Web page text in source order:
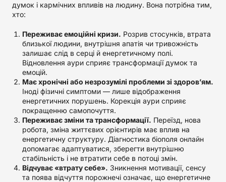
думок і кармічних впливів на людину. Вона потрібна тим,
хто:
Переживає емоційні кризи. Розрив стосунків, втрата
близької людини, внутрішня апатія чи тривожність
залишає слід в серці й енергетичному полі.
Відновлення аури сприяє трансформації думок та
емоцій.
Має хронічні або незрозумілі проблеми зі здоров’ям.
Іноді фізичні симптоми — лише відображення
енергетичних порушень. Корекція аури сприяє
покращенню самопочуття.
Переживає зміни та трансформації. Переїзд, нова
робота, зміна життєвих орієнтирів має вплив на
енергетичну структуру. Діагностика біополя онлайн
допомагає адаптуватися, зберегти внутрішню
стабільність і не втратити себе в потоці змін.
Відчуває «втрату себе». Зникнення мотивації, сенсу
та поява відчуття порожнечі означає, що енергетичне